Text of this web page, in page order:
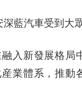
深藍汽車受到大
新發展格局
業體系，推動